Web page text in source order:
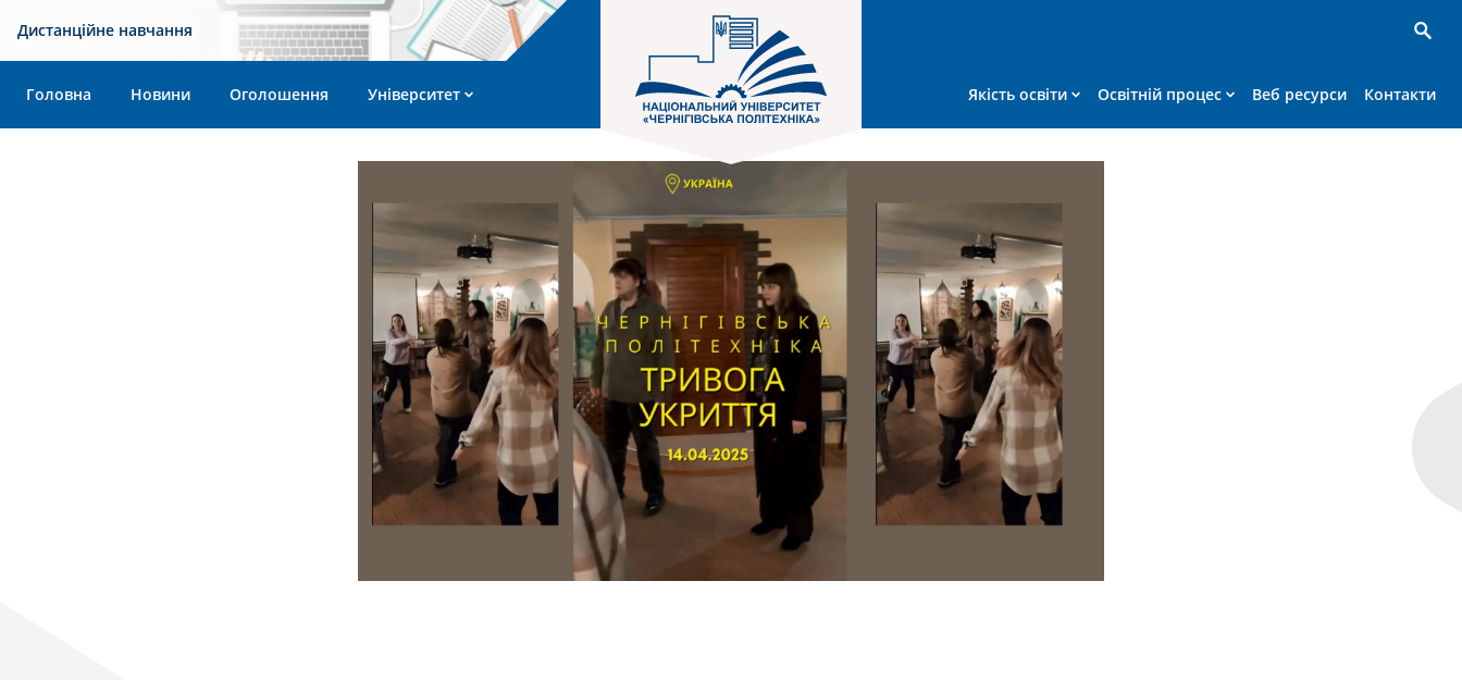
Дистанційне навчання
Головна Новини Оголошення Університет Якість освіти Освітній процес Веб ресурси Контакти